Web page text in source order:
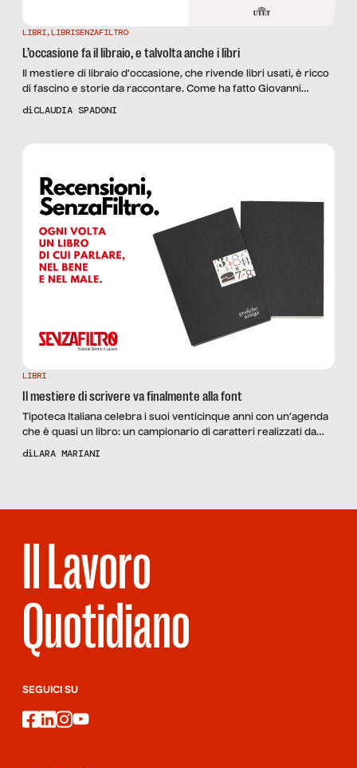
LIBRI,LIBRISENZAFILTRO
L’occasione fa il libraio, e talvolta anche i libri
Il mestiere di libraio d’occasione, che rivende libri usati, è ricco
di fascino e storie da raccontare. Come ha fatto Giovanni
Spadaccini nel suo “Compro libri, anche in grande quantità”,
diCLAUDIA SPADONI
LIBRI
Il mestiere di scrivere va finalmente alla font
Tipoteca Italiana celebra i suoi venticinque anni con un’agenda
che è quasi un libro: un campionario di caratteri realizzati da
designer di tutto il mondo che racconta il lavoro e la
diLARA MARIANI
Il Lavoro
Quotidiano
SEGUICI SU
facebook
linkedin
instagram
youtube